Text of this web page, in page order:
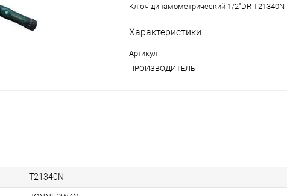
Ключ динамометрический 1/2"DR
Характеристики:
Артикул
ПРОИЗВОДИТЕЛЬ
T21340N